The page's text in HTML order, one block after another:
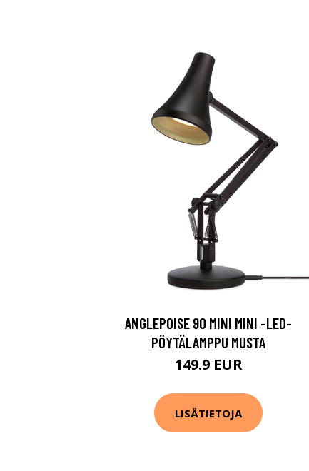
ANGLEPOISE 90 MINI MINI -LED-
PÖYTÄLAMPPU MUSTA
149.9 EUR
LISÄTIETOJA